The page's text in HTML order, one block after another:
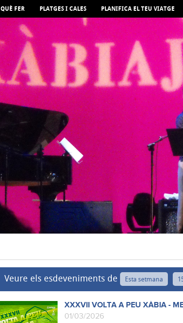
QUÈ FER PLATGES I CALES PLANIFICA EL TEU VIATGE
Veure els esdeveniments de Esta setmana
XXXVII VOLTA A PEU XÀBIA -
01/03/2026